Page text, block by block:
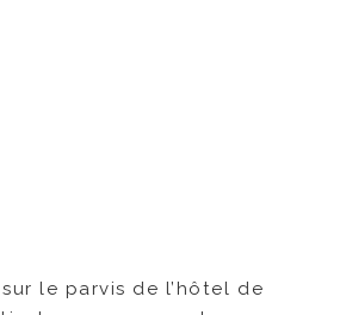
le parvis de l’hôtel de